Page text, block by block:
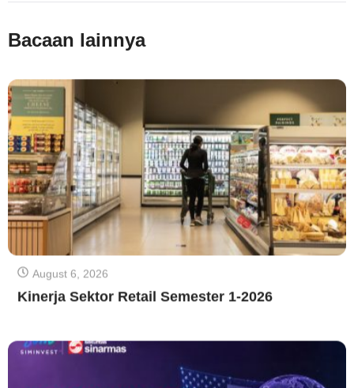
Bacaan lainnya
August 6, 2026
Kinerja Sektor Retail Semester 1-2026